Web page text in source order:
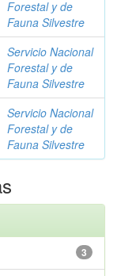
Forestal y de
Fauna Silvestre
Servicio Nacional
Forestal y de
Fauna Silvestre
Servicio Nacional
Forestal y de
Fauna Silvestre
3